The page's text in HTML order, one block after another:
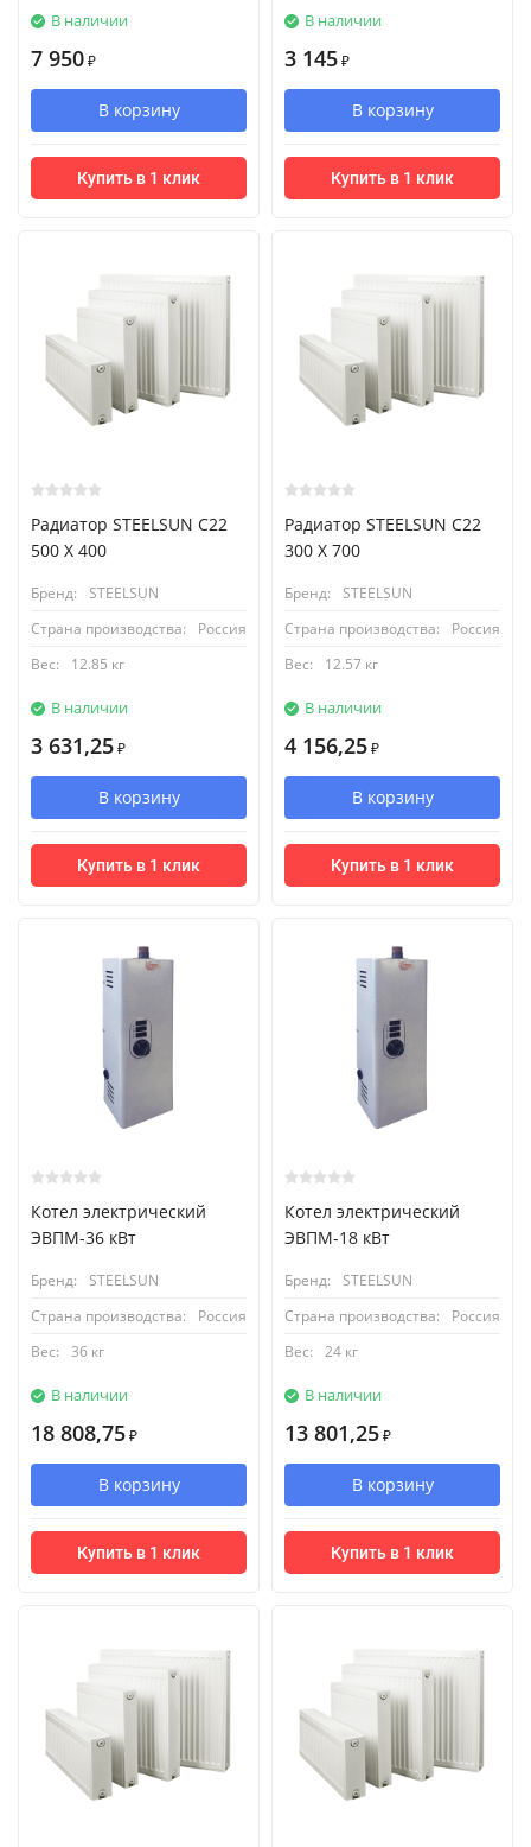
В наличии
7 950 ₽
В корзину
Купить в 1 клик
В наличии
3 145 ₽
В корзину
Купить в 1 клик
Радиатор STEELSUN С22
500 X 400
Бренд:
STEELSUN
Страна производства:
Россия
Вес:
12.85 кг
В наличии
3 631,25 ₽
В корзину
Купить в 1 клик
Радиатор STEELSUN С22
300 X 700
Бренд:
STEELSUN
Страна производства:
Россия
Вес:
12.57 кг
В наличии
4 156,25 ₽
В корзину
Купить в 1 клик
Котел электрический
ЭВПМ-36 кВт
Бренд:
STEELSUN
Страна производства:
Россия
Вес:
36 кг
В наличии
18 808,75 ₽
В корзину
Купить в 1 клик
Котел электрический
ЭВПМ-18 кВт
Бренд:
STEELSUN
Страна производства:
Россия
Вес:
24 кг
В наличии
13 801,25 ₽
В корзину
Купить в 1 клик